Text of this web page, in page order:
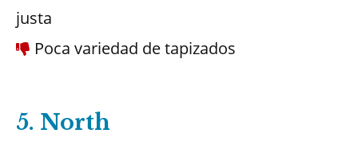
justa
Poca variedad de tapizados
5. North